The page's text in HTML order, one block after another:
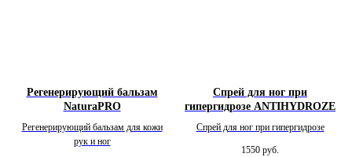
Регенерирующий бальзам
NaturaPRO
Регенерирующий бальзам для кожи
рук и ног
Спрей для ног при
гипергидрозе ANTIHYDROZE
Спрей для ног при гипергидрозе
1550 руб.